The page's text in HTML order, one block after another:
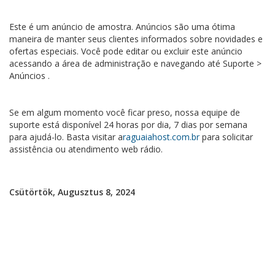
Este é um anúncio de amostra. Anúncios são uma ótima
maneira de manter seus clientes informados sobre novidades e
ofertas especiais. Você pode editar ou excluir este anúncio
acessando a área de administração e navegando até Suporte >
Anúncios .
Se em algum momento você ficar preso, nossa equipe de
suporte está disponível 24 horas por dia, 7 dias por semana
para ajudá-lo. Basta visitar araguaiahost.com.brpara solicitar
assistência ou atendimento web rádio.
Csütörtök, Augusztus 8, 2024